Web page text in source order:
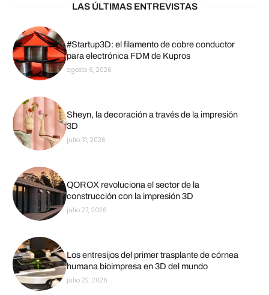
LAS ÚLTIMAS ENTREVISTAS
#Startup3D: el filamento de cobre conductor
para electrónica FDM de Kupros
agosto 6, 2026
Sheyn, la decoración a través de la impresión
3D
julio 31, 2026
QOROX revoluciona el sector de la
construcción con la impresión 3D
julio 27, 2026
Los entresijos del primer trasplante de córnea
humana bioimpresa en 3D del mundo
julio 22, 2026